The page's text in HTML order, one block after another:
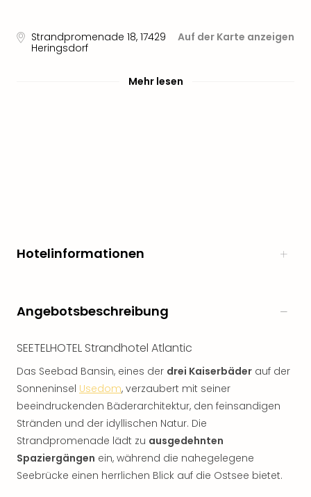
Strandpromenade 18, 17429
Heringsdorf
Auf der Karte anzeigen
Mehr lesen
Hotelinformationen
Angebotsbeschreibung
SEETELHOTEL Strandhotel Atlantic
Das Seebad Bansin, eines der drei Kaiserbäder auf der
Sonneninsel Usedom, verzaubert mit seiner
beeindruckenden Bäderarchitektur, den feinsandigen
Stränden und der idyllischen Natur. Die
Strandpromenade lädt zu ausgedehnten
Spaziergängen ein, während die nahegelegene
Seebrücke einen herrlichen Blick auf die Ostsee bietet.